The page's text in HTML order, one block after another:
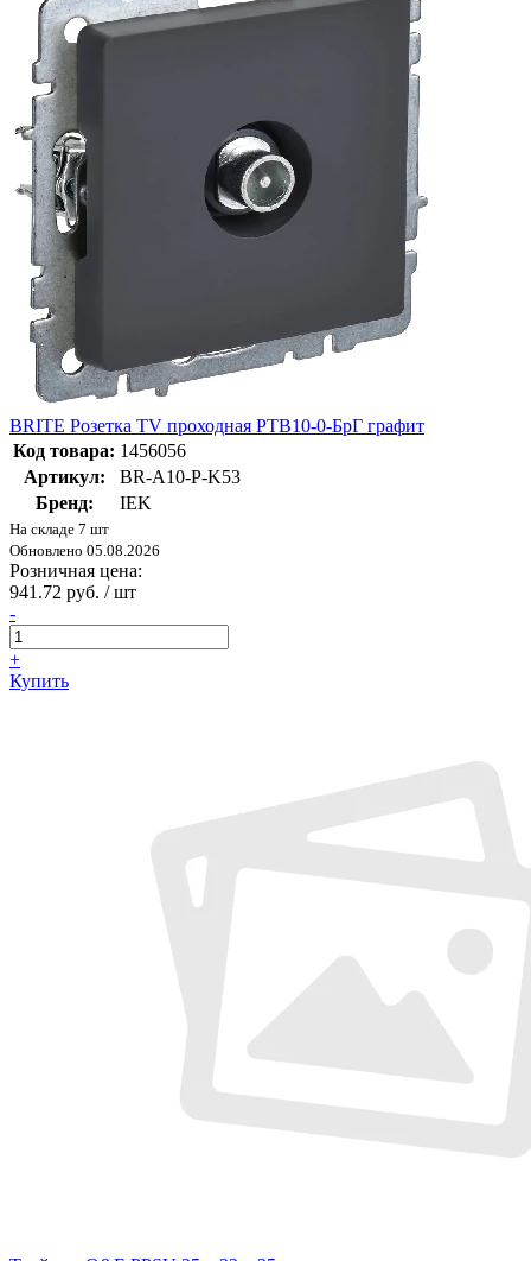
BRITE Розетка TV проходная РТВ10-0-БрГ графит
Код товара: 1456056
Артикул:
BR-A10-P-K53
Бренд:
IEK
На складе 7 шт
Обновлено 05.08.2026
Розничная цена:
941.72 руб. / шт
-
+
Купить